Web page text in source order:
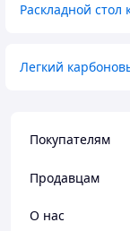
Раскладной стол
Легкий
Покупателям
Продавцам
О нас